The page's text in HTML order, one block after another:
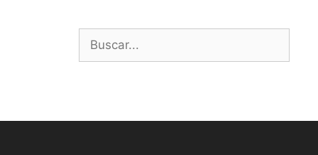
Buscar: